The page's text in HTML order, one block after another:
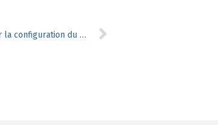
L’influence de la position sociale d’un arbre sur la configuration du xylème : cas du hêtre